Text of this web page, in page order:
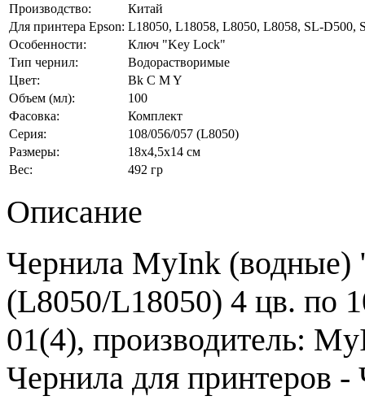
Производство:
Китай
Для принтера Epson: L18050, L18058, L8050, L8058, SL-D500,
Особенности:
Ключ "Key Lock"
Тип чернил:
Водорастворимые
Цвет:
Bk C M Y
Объем (мл):
100
Фасовка:
Комплект
Серия:
108/056/057 (L8050)
Размеры:
18x4,5x14 см
Вес:
492 гр
Описание
Чернила MyInk
(L8050/L18050) 4 цв. по
01(4), производитель:
Чернила для принтеров -